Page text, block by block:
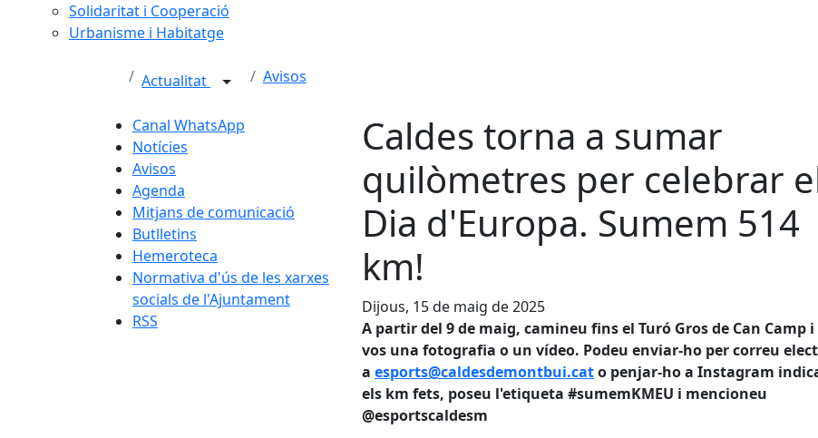
Solidaritat i Cooperació
Urbanisme i Habitatge
Actualitat Avisos
Canal WhatsApp
Notícies
Avisos
Agenda
Mitjans de comunicació
Butlletins
Hemeroteca
Normativa d'ús de les xarxes
socials de l'Ajuntament
RSS
Caldes torna a sumar
quilòmetres per celebrar
Dia d'Europa. Sumem 514
km!
Dijous, 15 de maig de 2025
A partir del 9 de maig, camineu fins el Turó Gros de Can Camp
vos una fotografia o un vídeo. Podeu enviar-ho per correu
a esports@caldesdemontbui.cato penjar-ho a Instagram
els km fets, poseu l'etiqueta #sumemKMEU i mencioneu
@esportscaldesm